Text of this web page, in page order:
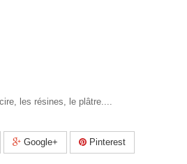
les résines, le plâtre....
Google+ Pinterest